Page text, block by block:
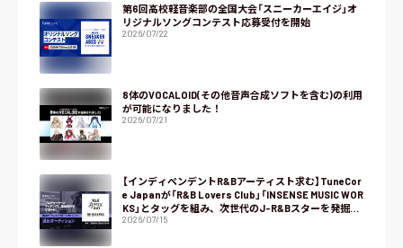
第6回高校軽音楽部の全国大会「スニーカーエイジ」オ
リジナルソングコンテスト応募受付を開始
2026/07/22
8体のVOCALOID(その他音声合成ソフトを含む)の利用
が可能になりました！
2026/07/21
【インディペンデントR&Bアーティスト求む】TuneCor
e Japanが「R&B Lovers Club」「INSENSE MUSIC WOR
KS」とタッグを組み、次世代のJ-R&Bスターを発掘す
るオーディション『NEXT R&B』をスタート！
2026/07/15